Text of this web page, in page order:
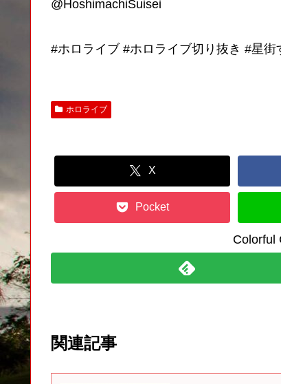
@HoshimachiSuisei
#ホロライブ #ホロライブ切り抜き #星
ホロライブ
X
Pocket
Colorful
関連記事